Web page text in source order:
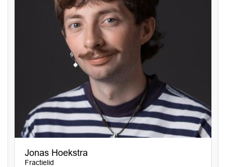
Jonas Hoekstra
Fractielid